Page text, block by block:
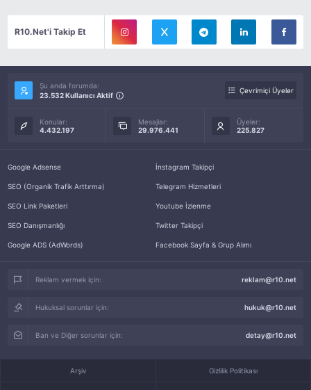
R10.Net'i Takip Et
Şu anda forumda:
23.532 Kullanıcı Aktif
Çevrimiçi Üyeler
Konular:
4.432.197
Mesajlar:
29.976.441
Üyeler:
225.827
Google Adsense
SEO (Organik Trafik Arttırma)
SEO Link Paketleri
SEO Danışmanlığı
Google ADS (AdWords)
İnstagram Takipçi
Telegram Hizmetleri
Youtube İzlenme
Twitter Takipçi
Facebook Sayfa & Grup Alımı
Reklam vermek için: reklam@r10.net
Hukuksal sorunlar için: hukuk@r10.net
Ban ve Diğer sorunlar için: detay@r10.net
Arşiv Gizlilik Politikası